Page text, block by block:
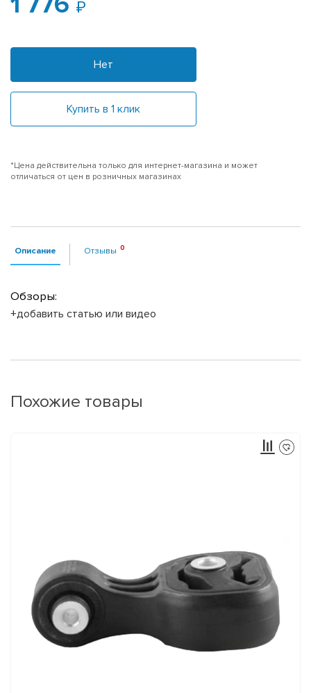
Нет
Купить в 1 клик
*Цена действительна только для интернет-магазина и может
отличаться от цен в розничных магазинах
Описание Отзывы
Обзоры:
+добавить статью или видео
Похожие товары